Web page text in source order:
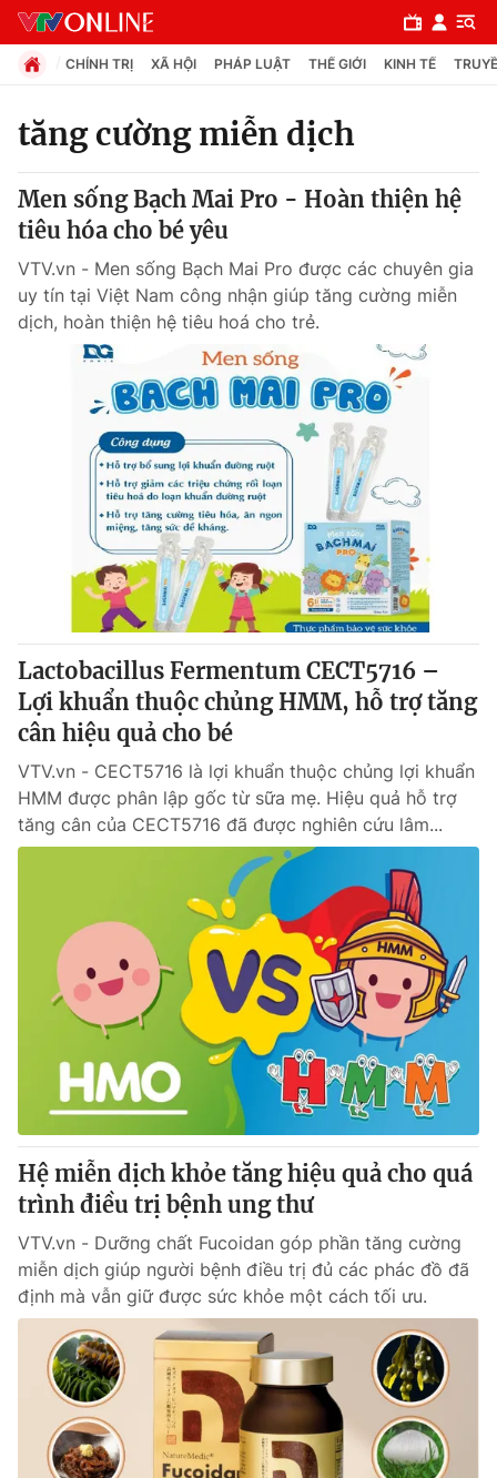
Chuyên mục
Chính trị
Xã hội
Pháp luật
Thế giới đó đây
Câu chuyện quốc tế
Tài chính
Thị trường
Góc doanh nghiệp
Dữ liệu và đời sống
Truyền hình
Phim VTV
Hậu trường
Nhân vật
Khán giả
Giải trí
Điện ảnh
Âm nhạc
Đời sống
Du lịch
Chất lượng cuộc sống
Học trực tuyến
Công nghệ
Hitech Công nghệ tương lai
Sản phẩm
Thị trường
Tư vấn
Giao lưu trực tuyến
Lịch phát sóng
Chuyên mục khác
Emagazine Podcast
Photo Infographic
Video Shorts video
VTV Money VTV Thể thao
VTV Sức khoẻ Bất động sản
CHÍNH TRỊ XÃ HỘI PHÁP LUẬT THẾ GIỚI KINH TẾ
tăng cường miễn dịch
Men sống Bạch Mai Pro - Hoàn thiện hệ
tiêu hóa cho bé yêu
VTV.vn - Men sống Bạch Mai Pro được các chuyên gia
uy tín tại Việt Nam công nhận giúp tăng cường miễn
dịch, hoàn thiện hệ tiêu hoá cho trẻ.
Lactobacillus Fermentum CECT5716 –
Lợi khuẩn thuộc chủng HMM, hỗ trợ tăng
cân hiệu quả cho bé
VTV.vn - CECT5716 là lợi khuẩn thuộc chủng lợi khuẩn
HMM được phân lập gốc từ sữa mẹ. Hiệu quả hỗ trợ
tăng cân của CECT5716 đã được nghiên cứu lâm...
Hệ miễn dịch khỏe tăng hiệu quả cho quá
trình điều trị bệnh ung thư
VTV.vn - Dưỡng chất Fucoidan góp phần tăng cường
miễn dịch giúp người bệnh điều trị đủ các phác đồ đã
định mà vẫn giữ được sức khỏe một cách tối ưu.